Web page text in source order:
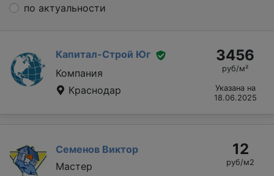
по актуальности
Капитал-Строй Юг
Компания
Краснодар
3456
руб/м²
Указана на
18.06.2025
Семенов Виктор
Мастер
12
руб/м2